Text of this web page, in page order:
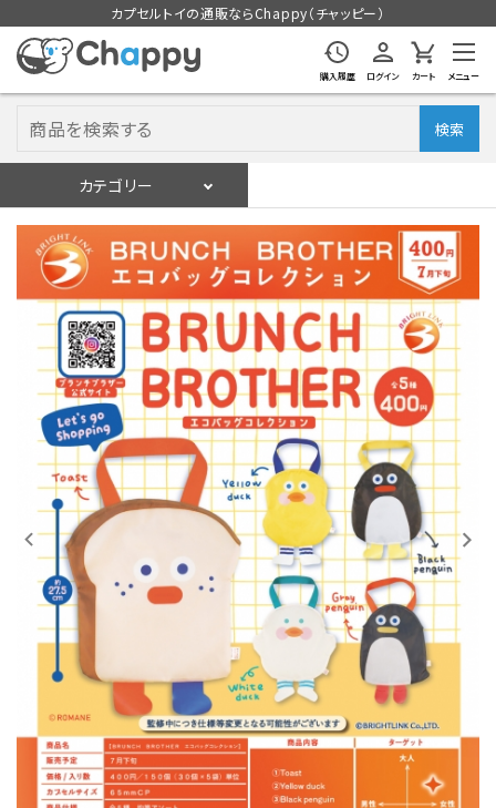
カプセルトイの通販ならChappy（チャッピー）
購入履歴 ログイン カート メニュー
検索
カテゴリー
ログイン 会員登録
入荷スケジュールをチェック
カプセルトイマシン本体
カプセルトイ
販促用空カプセル
レンタル
景品・玩具・文具
よくあるご質問